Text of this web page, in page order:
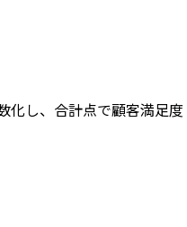
化し、合計点で顧客満足度